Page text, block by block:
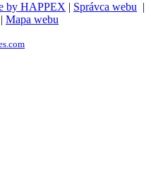
by HAPPEX | Správca webu |
| Mapa webu